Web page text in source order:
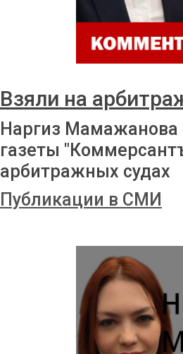
Взяли на
Наргиз Мамажанова
газеты
арбитражных судах
Публикации в СМИ